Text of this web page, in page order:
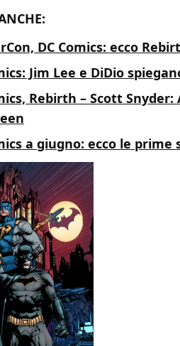
DC Comics: ecco
Jim Lee e DiDio
Rebirth – Scott
a giugno: ecco le